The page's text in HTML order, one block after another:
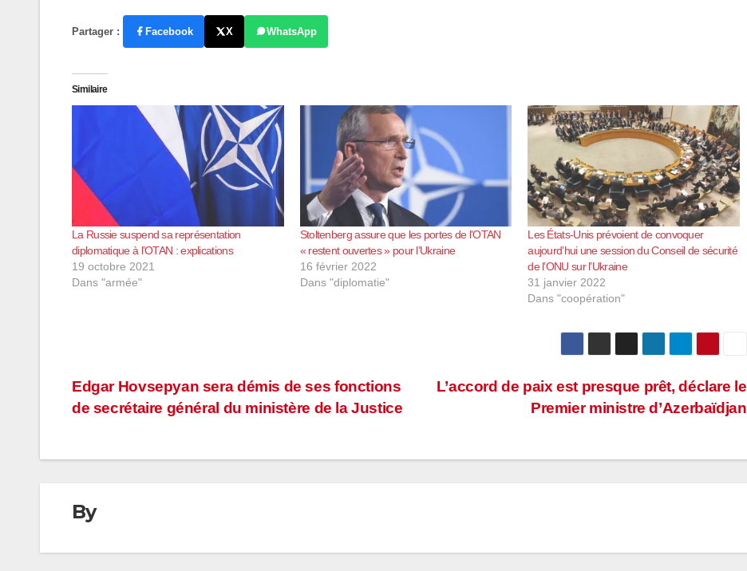
Partager : Facebook X WhatsApp
Similaire
La Russie suspend sa représentation
diplomatique à l’OTAN : explications
19 octobre 2021
Dans "armée"
Stoltenberg assure que les portes de l’OTAN
« restent ouvertes » pour l’Ukraine
16 février 2022
Dans "diplomatie"
Les États-Unis prévoient de convoquer
aujourd’hui une session du Conseil de sécurité
de l’ONU sur l’Ukraine
31 janvier 2022
Dans "coopération"
Navigation
l’article
L’accord de paix est presque prêt, déclare le
Premier ministre d’Azerbaïdjan
Edgar Hovsepyan sera démis de ses fonctions
de secrétaire général du ministère de la Justice
By